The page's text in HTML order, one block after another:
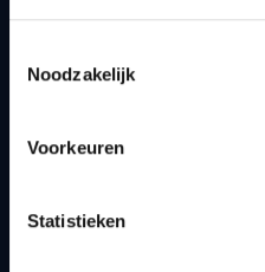
Noodzakelijk
Voorkeuren
Statistieken
Snel naar
Bereikbaarheid